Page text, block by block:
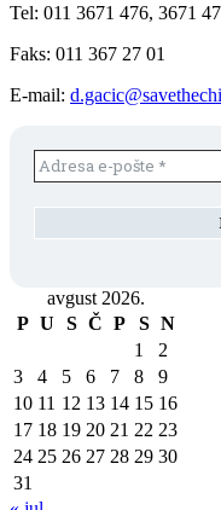
Tel: 011 3671 476, 3671
Faks: 011 367 27 01
E-mail:
avgust 2026.
P U S Č P S N
1
2
3
4 5 6 7 8
9
10 11 12 13 14 15 16
17 18 19 20 21 22 23
24 25 26 27 28 29 30
31